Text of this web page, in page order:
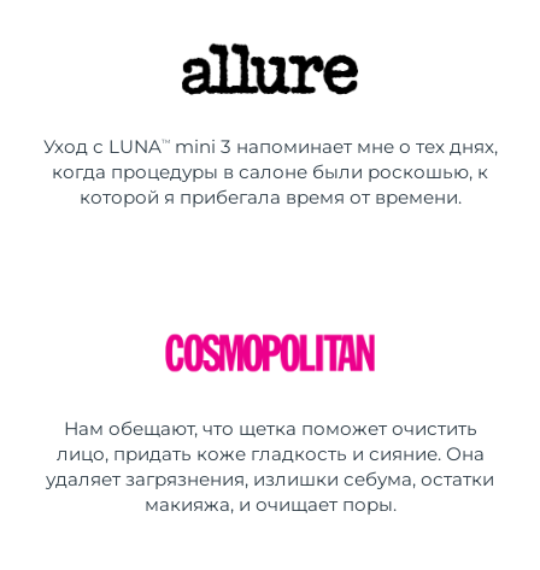
Уход с LUNATMmini 3 напоминает мне о тех днях,
когда процедуры в салоне были роскошью, к
которой я прибегала время от времени.
Нам обещают, что щетка поможет очистить
лицо, придать коже гладкость и сияние. Она
удаляет загрязнения, излишки себума, остатки
макияжа, и очищает поры.